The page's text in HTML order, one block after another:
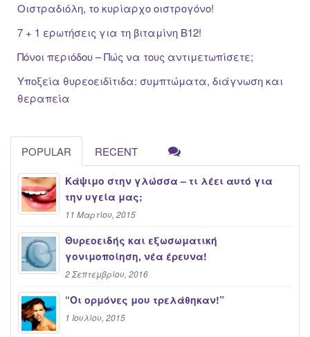
Οιστραδιόλη, το κυρίαρχο οιστρογόνο!
7 + 1 ερωτήσεις για τη βιταμίνη Β12!
Πόνοι περιόδου – Πώς να τους αντιμετωπίσετε;
Υποξεία θυρεοειδίτιδα: συμπτώματα, διάγνωση και
θεραπεία
POPULAR RECENT
Κάψιμο στην γλώσσα – τι λέει αυτό για
την υγεία μας;
11 Μαρτίου, 2015
Θυρεοειδής και εξωσωματική
γονιμοποίηση, νέα έρευνα!
2 Σεπτεμβρίου, 2016
“Oι ορμόνες μου τρελάθηκαν!”
1 Ιουλίου, 2015